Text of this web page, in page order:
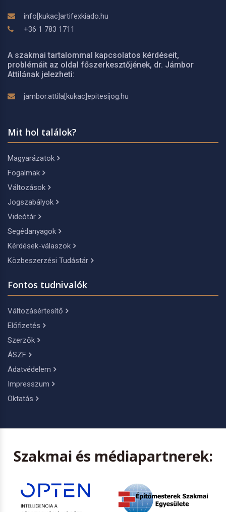
info[kukac]artifexkiado.hu
+36 1 783 1711
A szakmai tartalommal kapcsolatos kérdéseit,
problémáit az oldal főszerkesztőjének, dr. Jámbor
Attilának jelezheti:
jambor.attila[kukac]epitesijog.hu
Mit hol találok?
Magyarázatok
Fogalmak
Változások
Jogszabályok
Videótár
Segédanyagok
Kérdések-válaszok
Közbeszerzési Tudástár
Fontos tudnivalók
Változásértesítő
Előfizetés
Szerzők
ÁSZF
Adatvédelem
Impresszum
Oktatás
Szakmai és médiapartnerek: